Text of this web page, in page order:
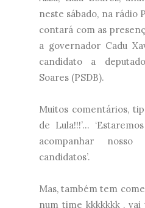
neste sábado, na rádio
contará com as
a governador Cadu
candidato a
Soares (PSDB).
Muitos comentários,
de Lula!!!’...
acompanhar
candidatos’.
Mas, também tem
num time kkkkkkk ,